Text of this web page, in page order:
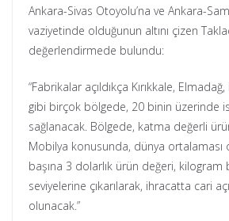
Ankara-Sivas Otoyolu’na ve Ankara-
vaziyetinde olduğunun altını çizen
değerlendirmede bulundu:
“Fabrikalar açıldıkça Kırıkkale,
gibi birçok bölgede, 20 binin üzerinde
sağlanacak. Bölgede, katma değerli
Mobilya konusunda, dünya ortalaması
başına 3 dolarlık ürün değeri, kilogram
seviyelerine çıkarılarak, ihracatta cari
olunacak.”